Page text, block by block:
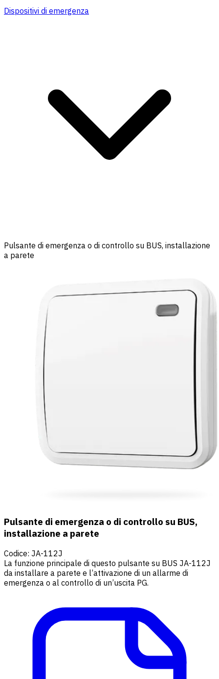
Dispositivi di emergenza
Pulsante di emergenza o di controllo su BUS, installazione
a parete
Pulsante di emergenza o di controllo su BUS,
installazione a parete
Codice: JA-112J
La funzione principale di questo pulsante su BUS JA-112J
da installare a parete e l’attivazione di un allarme di
emergenza o al controllo di un’uscita PG.